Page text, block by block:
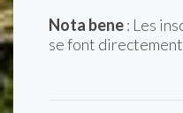
Nota bene: Les
se font